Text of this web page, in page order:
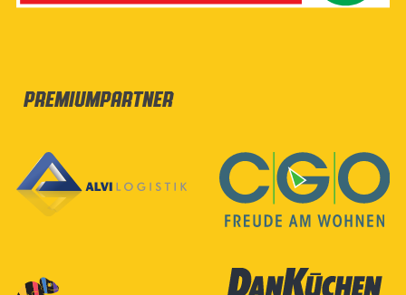
Premiumpartner